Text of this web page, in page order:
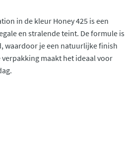
in de kleur Honey 425 is een
en stralende teint. De formule is
waardoor je een natuurlijke finish
maakt het ideaal voor